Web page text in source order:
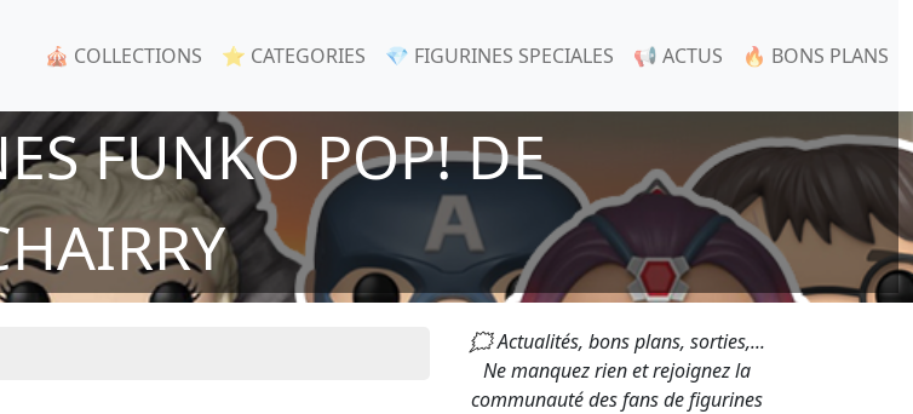
🎪 COLLECTIONS ⭐ CATEGORIES 💎 FIGURINES SPECIALES 📢 ACTUS 🔥 BONS PLANS
FUNKO POP! DE
🗯 Actualités, bons plans, sorties,...
Ne manquez rien et rejoignez la
communauté des fans de figurines